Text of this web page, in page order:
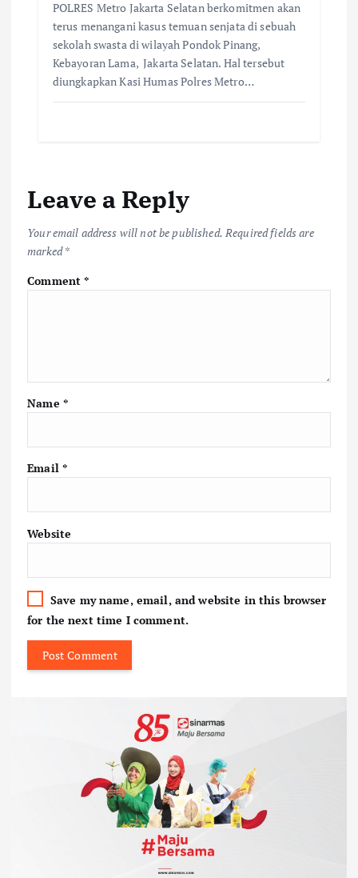
POLRES Metro Jakarta Selatan berkomitmen akan
terus menangani kasus temuan senjata di sebuah
sekolah swasta di wilayah Pondok Pinang,
Kebayoran Lama, Jakarta Selatan. Hal tersebut
diungkapkan Kasi Humas Polres Metro…
Leave a Reply
Your email address will not be published. Required fields are
marked*
Comment*
Name *
Email *
Website
Save my name, email, and website in this browser
for the next time I comment.